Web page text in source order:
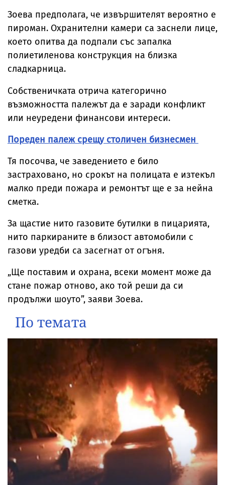
Зоева предполага, че извършителят вероятно е
пироман. Охранителни камери са заснели лице,
което опитва да подпали със запалка
полиетиленова конструкция на близка
сладкарница.
Собственичката отрича категорично
възможността палежът да е заради конфликт
или неуредени финансови интереси.
Пореден палеж срещу столичен бизнесмен
Тя посочва, че заведението е било
застраховано, но срокът на полицата е изтекъл
малко преди пожара и ремонтът ще е за нейна
сметка.
За щастие нито газовите бутилки в пицарията,
нито паркираните в близост автомобили с
газови уредби са засегнат от огъня.
„Ще поставим и охрана, всеки момент може да
стане пожар отново, ако той реши да си
продължи шоуто”, заяви Зоева.
По темата